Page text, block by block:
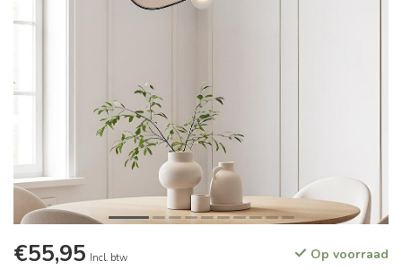
€55,95 Incl. btw Op voorraad